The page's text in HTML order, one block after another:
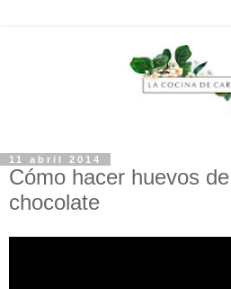
11 abril 2014
Cómo hacer huevos
chocolate